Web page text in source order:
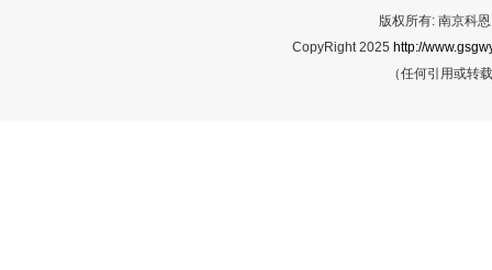
版权所有: 南京科
CopyRight 2025 http://
（任何引用或转